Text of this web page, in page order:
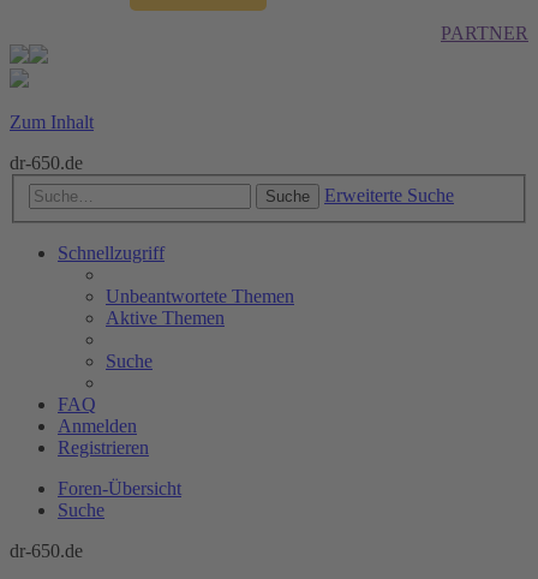
PARTNER
Zum Inhalt
dr-650.de
Suche Erweiterte Suche
Schnellzugriff
Unbeantwortete Themen
Aktive Themen
Suche
FAQ
Anmelden
Registrieren
Foren-Übersicht
Suche
dr-650.de